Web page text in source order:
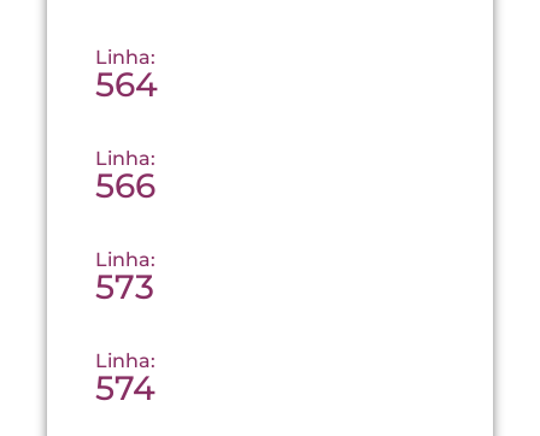
Linha:
564
Linha:
566
Linha:
573
Linha:
574